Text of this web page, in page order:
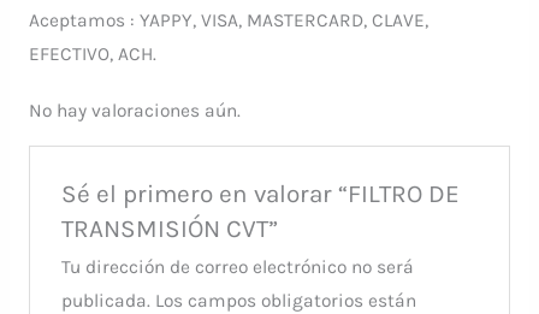
Aceptamos : YAPPY, VISA, MASTERCARD, CLAVE,
EFECTIVO, ACH.
No hay valoraciones aún.
Sé el primero en valorar “FILTRO DE
TRANSMISIÓN CVT”
Tu dirección de correo electrónico no será
publicada. Los campos obligatorios están